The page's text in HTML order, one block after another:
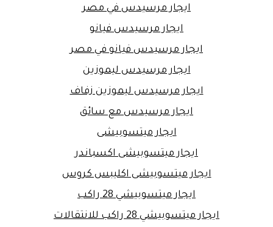
ايجار مرسيدس في مصر
ايجار مرسيدس فيانو
ايجار مرسيدس فيانو في مصر
ايجار مرسيدس ليموزين
ايجار مرسيدس ليموزين زفاف
ايجار مرسيدس مع سائق
ايجار ميتسوبيشى
ايجار ميتسوبيشى اكسباندر
ايجار ميتسوبيشى اكليبس كروس
ايجار ميتسوبيشي 28 راكب
ايجار ميتسوبيشي 28 راكب للانتقالات